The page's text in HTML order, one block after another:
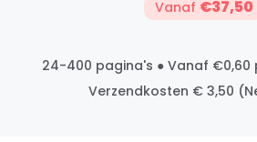
Vanaf €37,50
24-400 pagina's ● Vanaf €0,60
Verzendkosten € 3,50